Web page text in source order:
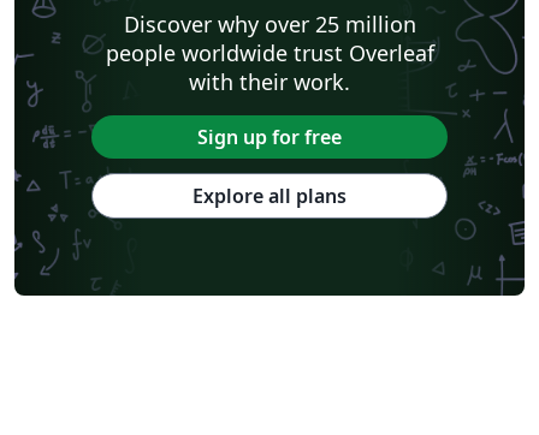
Discover why over 25 million
people worldwide trust Overleaf
with their work.
Sign up for free
Explore all plans